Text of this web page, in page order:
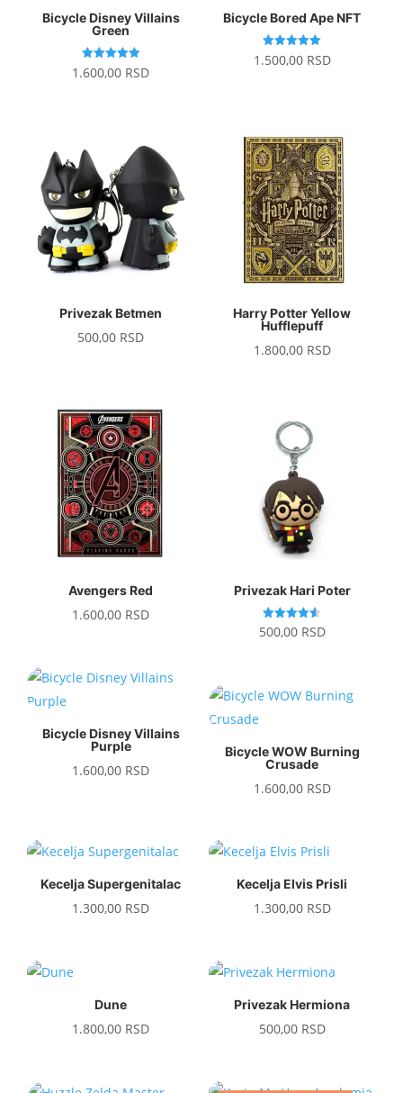
Bicycle Disney Villains
Green
Ocenjeno
sa
1.600,00 RSD
Bicycle Bored Ape NFT
Ocenjeno
sa
1.500,00 RSD
Privezak Betmen
500,00 RSD
Harry Potter Yellow
Hufflepuff
1.800,00 RSD
Avengers Red
1.600,00 RSD
Privezak Hari Poter
Ocenjeno
sa
500,00 RSD
Bicycle Disney Villains
Purple
1.600,00 RSD
Bicycle WOW Burning
Crusade
1.600,00 RSD
Kecelja Supergenitalac
1.300,00 RSD
Kecelja Elvis Prisli
1.300,00 RSD
Dune
1.800,00 RSD
Privezak Hermiona
500,00 RSD